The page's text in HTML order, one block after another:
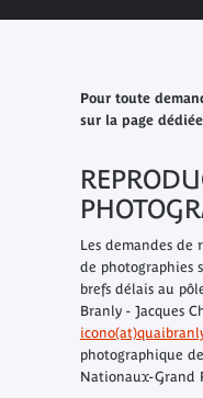
Pour toute
sur la page
Les demandes de
de photographies
brefs délais au
Branly - Jacques
photographique
Nationaux-Grand